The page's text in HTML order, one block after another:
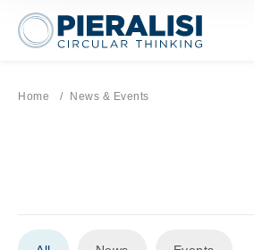
Pieralisi Maip Spa
Home Current page:
News & Events